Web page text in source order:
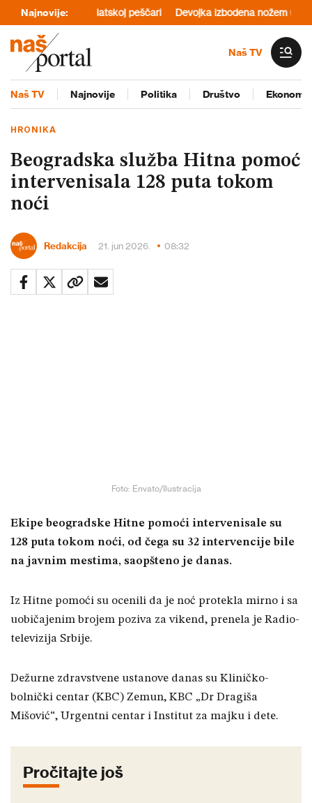
Najnovije:
u Deliblatskoj peščari Devojka izbodena nožem u
Naš TV
Naš TV Najnovije Politika Društvo
HRONIKA
Beogradska služba Hitna pomoć
intervenisala 128 puta tokom
noći
Redakcija 21. jun 2026. 08:32
Foto: Envato/Ilustracija
Ekipe beogradske Hitne pomoći intervenisale su
128 puta tokom noći, od čega su 32 intervencije bile
na javnim mestima, saopšteno je danas.
Iz Hitne pomoći su ocenili da je noć protekla mirno i sa
uobičajenim brojem poziva za vikend, prenela je Radio-
televizija Srbije.
Dežurne zdravstvene ustanove danas su Kliničko-
bolnički centar (KBC) Zemun, KBC „Dr Dragiša
Mišović“, Urgentni centar i Institut za majku i dete.
Pročitajte još